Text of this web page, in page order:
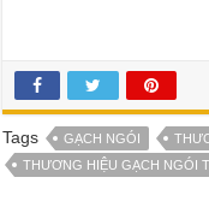
Tags GẠCH NGÓI
THƯƠNG HIỆU GẠCH NGÓI